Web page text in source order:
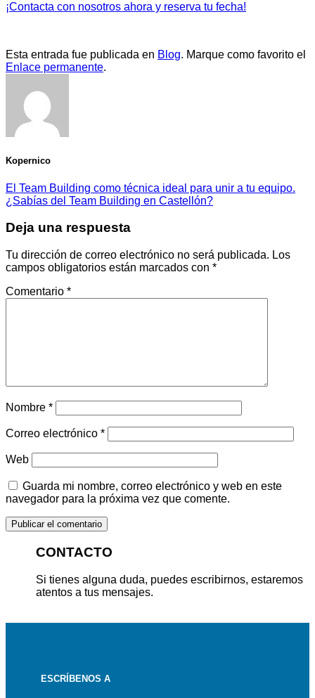
¡Contacta con nosotros ahora y reserva tu fecha!
Esta entrada fue publicada en Blog. Marque como favorito el
Enlace permanente.
Kopernico
El Team Building como técnica ideal para unir a tu equipo.
¿Sabías del Team Building en Castellón?
Deja una respuesta
Tu dirección de correo electrónico no será publicada. Los
campos obligatorios están marcados con *
Comentario *
Nombre *
Correo electrónico *
Web
Guarda mi nombre, correo electrónico y web en este
navegador para la próxima vez que comente.
CONTACTO
Si tienes alguna duda, puedes escribirnos, estaremos
atentos a tus mensajes.
ESCRÍBENOS A